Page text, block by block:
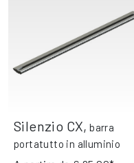
Silenzio CX, barra
portatutto in alluminio